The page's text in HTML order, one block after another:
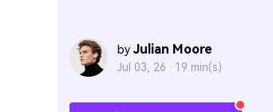
by Julian Moore
Jul 03, 26 · 19 min(s)